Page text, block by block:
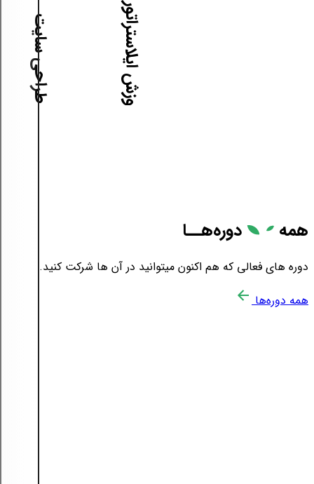
آموزش ایلاستراتور آموزش طراحی سایت
همه دوره‌هــا
دوره های فعالی که هم اکنون میتوانید در آن ها شرکت کنید.
همه دوره‌ها